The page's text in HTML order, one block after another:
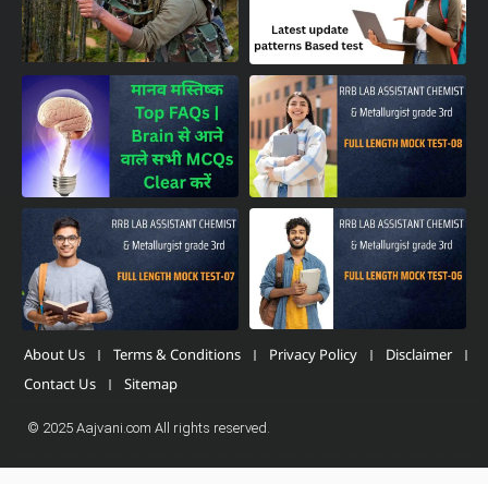
About Us Terms & Conditions Privacy Policy
Disclaimer
Contact Us
Sitemap
© 2025 Aajvani.com All rights reserved.